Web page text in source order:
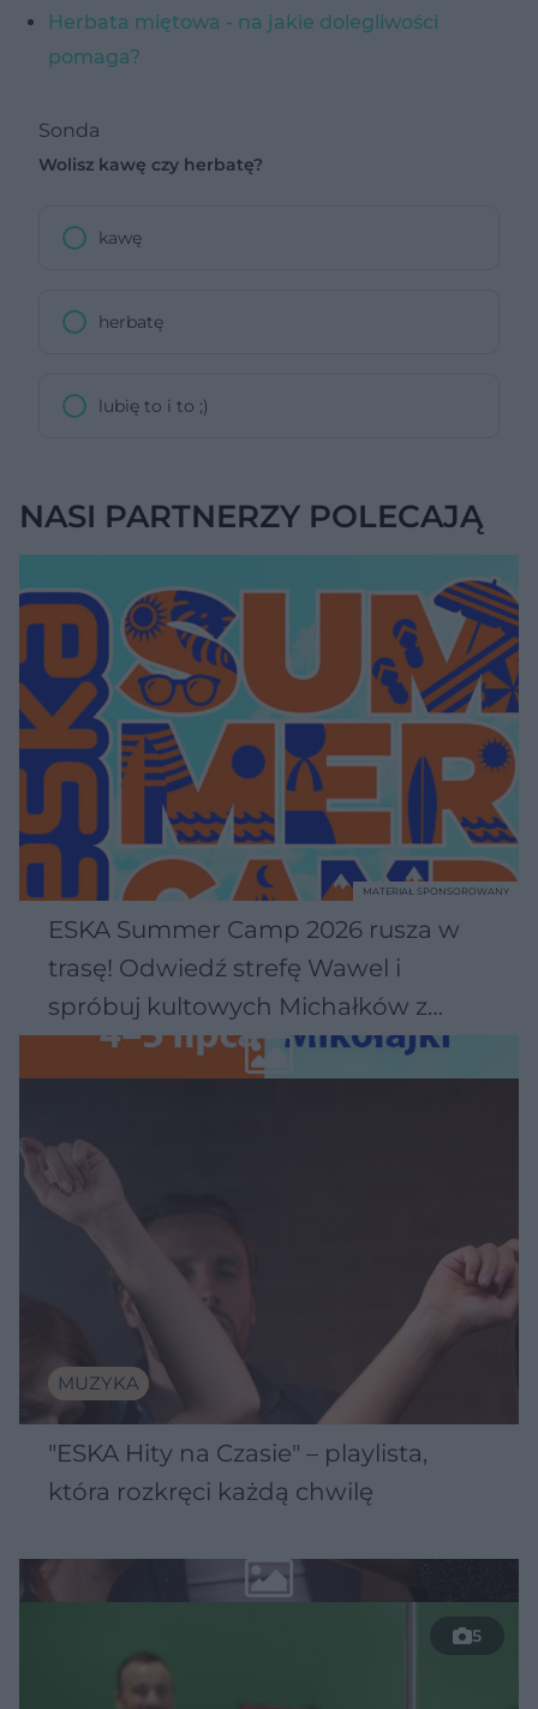
Herbata miętowa - na jakie dolegliwości
pomaga?
Sonda
Wolisz kawę czy herbatę?
kawę
herbatę
lubię to i to ;)
NASI PARTNERZY POLECAJĄ
ESKA Summer Camp 2026 rusza w
trasę! Odwiedź strefę Wawel i
spróbuj kultowych Michałków z
Wawelu
MATERIAŁ SPONSOROWANY
MUZYKA
"ESKA Hity na Czasie" – playlista,
która rozkręci każdą chwilę
5